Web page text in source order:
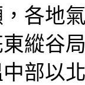
各地
縱谷
部以